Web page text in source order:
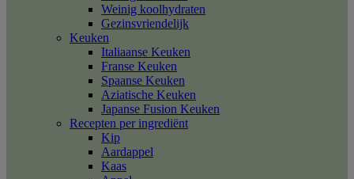
Weinig koolhydraten
Gezinsvriendelijk
Keuken
Italiaanse Keuken
Franse Keuken
Spaanse Keuken
Aziatische Keuken
Japanse Fusion Keuken
Recepten per ingrediënt
Kip
Aardappel
Kaas